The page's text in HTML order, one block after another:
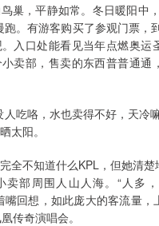
巢，平静如常。冬日暖阳中
跑。有游客购买了参观门票，
入口处能看见当年点燃奥运
卖部，售卖的东西普普通通
人吃咯，水也卖得不好，天冷
太阳。
全不知道什么KPL，但她清
卖部周围人山人海。“人多
嘴回想，如此庞大的客流量
传奇演唱会。